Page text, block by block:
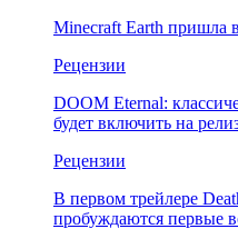
Minecraft Earth пришла
Рецензии
DOOM Eternal:
будет включить на
Рецензии
В первом трейлере
пробуждаются первые